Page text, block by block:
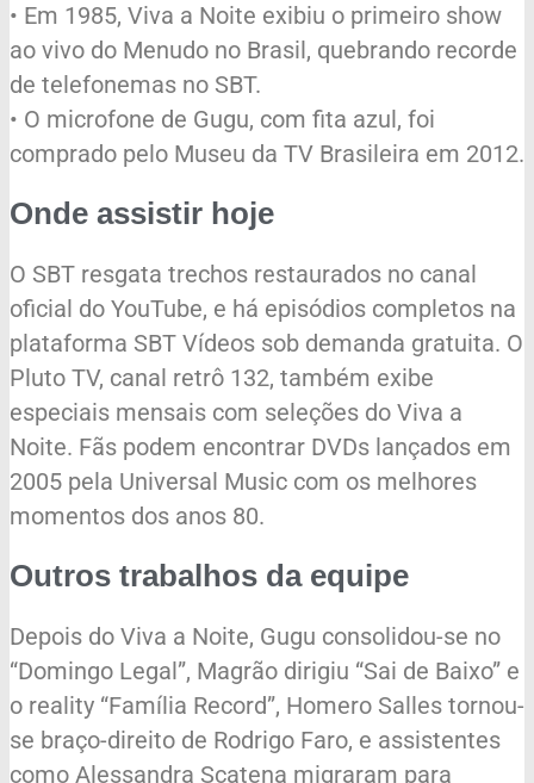
• Em 1985, Viva a Noite exibiu o primeiro show
ao vivo do Menudo no Brasil, quebrando recorde
de telefonemas no SBT.
• O microfone de Gugu, com fita azul, foi
comprado pelo Museu da TV Brasileira em 2012.
Onde assistir hoje
O SBT resgata trechos restaurados no canal
oficial do YouTube, e há episódios completos na
plataforma SBT Vídeos sob demanda gratuita. O
Pluto TV, canal retrô 132, também exibe
especiais mensais com seleções do Viva a
Noite. Fãs podem encontrar DVDs lançados em
2005 pela Universal Music com os melhores
momentos dos anos 80.
Outros trabalhos da equipe
Depois do Viva a Noite, Gugu consolidou-se no
“Domingo Legal”, Magrão dirigiu “Sai de Baixo” e
o reality “Família Record”, Homero Salles tornou-
se braço-direito de Rodrigo Faro, e assistentes
como Alessandra Scatena migraram para